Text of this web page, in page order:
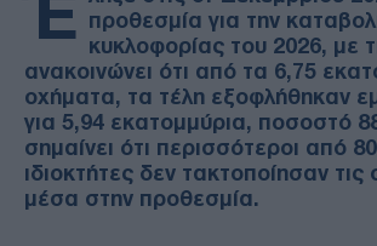
Έ προθεσμία για την
κυκλοφορίας του 2026, με
ανακοινώνει ότι από τα 6,75
οχήματα, τα τέλη εξοφλήθηκαν
για 5,94 εκατομμύρια, ποσοστό
σημαίνει ότι περισσότεροι από
ιδιοκτήτες δεν τακτοποίησαν τις
μέσα στην προθεσμία.